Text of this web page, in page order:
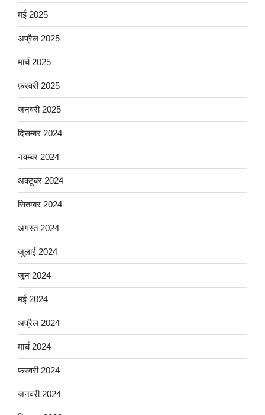
मई 2025
अप्रैल 2025
मार्च 2025
फ़रवरी 2025
जनवरी 2025
दिसम्बर 2024
नवम्बर 2024
अक्टूबर 2024
सितम्बर 2024
अगस्त 2024
जुलाई 2024
जून 2024
मई 2024
अप्रैल 2024
मार्च 2024
फ़रवरी 2024
जनवरी 2024